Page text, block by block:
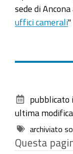
sede di
uffici camerali"
documento
pubblicato
ultima modifica
archiviato
Questa